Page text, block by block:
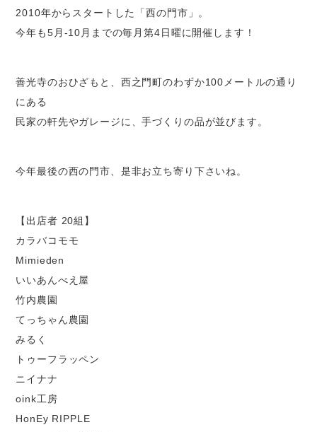
2010年からスタートした「西の門市」。
今年も5月-10月までの毎月第4日曜に開催します！
善光寺のおひざもと、西之門町のわずか100メートルの通り
にある
民家の軒先やガレージに、手づくりの品が並びます。
今年最後の西の門市、是非お立ち寄り下さいね。
【出店者 20組】
カラバコモモ
Mimieden
いいあんべえ屋
竹内農園
てっちゃん農園
みるく
トゥーフラッペン
ニイナナ
oink工房
HonEy RIPPLE